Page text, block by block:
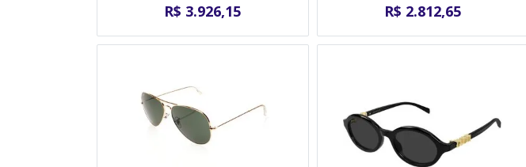
R$ 3.926,15 R$ 2.812,65